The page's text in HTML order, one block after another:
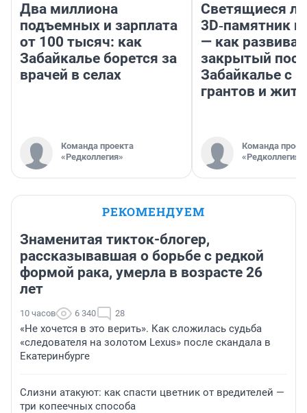
Два миллиона
подъемных и зарплата
от 100 тысяч: как
Забайкалье борется за
врачей в селах
Команда проекта
«Редколлегия»
Светящиеся
3D‑памятник и
— как
закрытый
Забайкалье с
грантов и
Команда
«Редколлегия»
РЕКОМЕНДУЕМ
Знаменитая тикток-блогер,
рассказывавшая о борьбе с редкой
формой рака, умерла в возрасте 26
лет
10 часов 6 340 28
«Не хочется в это верить». Как сложилась судьба
«следователя на золотом Lexus» после скандала в
Екатеринбурге
Слизни атакуют: как спасти цветник от вредителей —
три копеечных способа